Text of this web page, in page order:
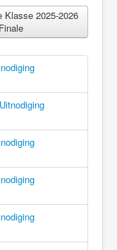
Klasse 2025-2026